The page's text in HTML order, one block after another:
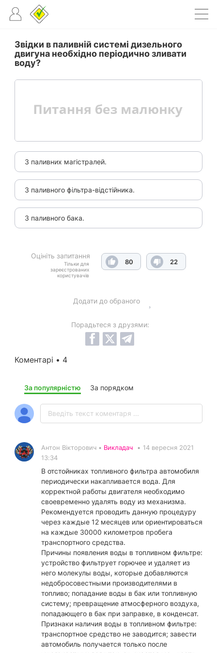
Звідки в паливній системі дизельного
двигуна необхідно періодично зливати
воду?
З паливних магістралей.
З паливного фільтра-відстійника.
З паливного бака.
Оцініть запитання
Тільки для
зареєстрованих
користувачів
80 22
Додати до обраного
Порадьтеся з друзями:
Коментарі • 4
За популярністю За порядком
Антон Вікторович • Викладач • 14 вересня 2021
13:34
В отстойниках топливного фильтра автомобиля
периодически накапливается вода. Для
корректной работы двигателя необходимо
своевременно удалять воду из механизма.
Рекомендуется проводить данную процедуру
через каждые 12 месяцев или ориентироваться
на каждые 30000 километров пробега
транспортного средства.
Причины появления воды в топливном фильтре:
устройство фильтрует горючее и удаляет из
него молекулы воды, которые добавляются
недобросовестными производителями в
топливо; попадание воды в бак или топливную
систему; превращение атмосферного воздуха,
попадающего в бак при заправке, в конденсат.
Признаки наличия воды в топливном фильтре:
транспортное средство не заводится; завести
автомобиль получается только после